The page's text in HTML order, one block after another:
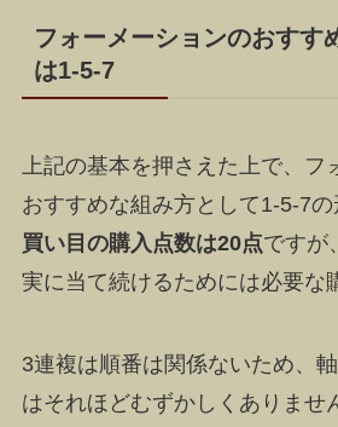
フォーメーションのおすす
は1-5-7
上記の基本を押さえた上で、
フ
おすすめな組み方として1-5-7の
買い目の購入点数は20点ですが
実に当て続けるためには必要な
3連複は順番は関係ないため、
はそれほどむずかしくありませ